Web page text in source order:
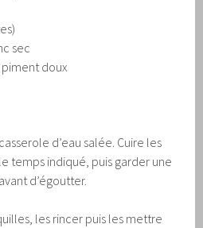
sec
doux
d’eau salée. Cuire les
temps indiqué, puis garder une
d’égoutter.
les rincer puis les mettre